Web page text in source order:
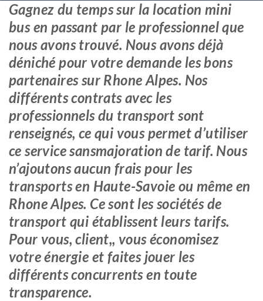
Gagnez du temps sur la location mini
bus en passant par le professionnel que
nous avons trouvé. Nous avons déjà
déniché pour votre demande les bons
partenaires sur Rhone Alpes. Nos
différents contrats avec les
professionnels du transport sont
renseignés, ce qui vous permet d’utiliser
ce service sansmajoration de tarif. Nous
n’ajoutons aucun frais pour les
transports en Haute-Savoie ou même en
Rhone Alpes. Ce sont les sociétés de
transport qui établissent leurs tarifs.
Pour vous, client,, vous économisez
votre énergie et faites jouer les
différents concurrents en toute
transparence.